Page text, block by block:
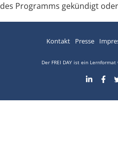
des Programms gekündigt
Kontakt Presse
Der FREI DAY ist ein Lernformat